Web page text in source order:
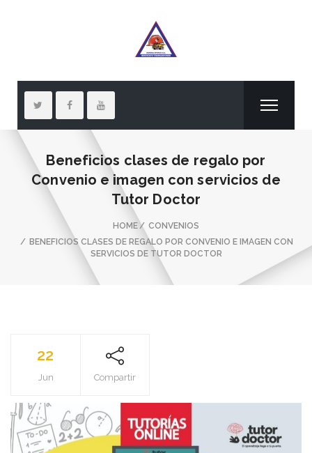
Beneficios clases de regalo por
Convenio e imagen con servicios de
Tutor Doctor
HOME
CONVENIOS
BENEFICIOS CLASES DE REGALO POR CONVENIO E IMAGEN CON
SERVICIOS DE TUTOR DOCTOR
22
Jun Compartir